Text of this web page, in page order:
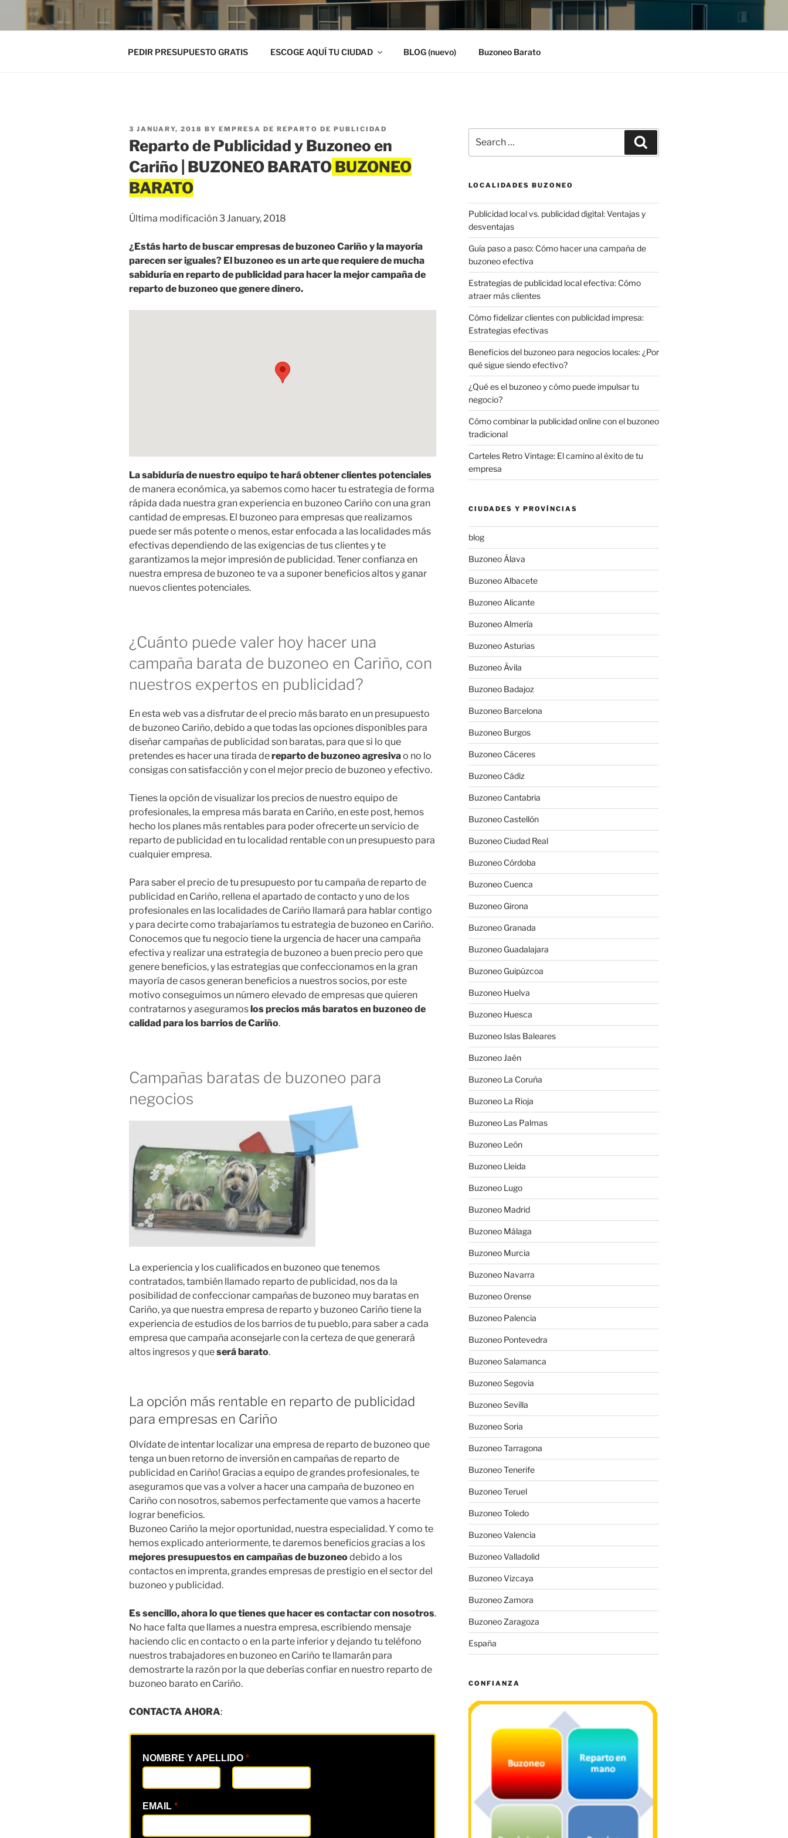
PEDIR PRESUPUESTO GRATIS ESCOGE AQUÍ TU CIUDAD BLOG (nuevo) Buzoneo Barato
POSTED
ON
3 JANUARY, 2018 BY EMPRESA DE REPARTO DE PUBLICIDAD
Reparto de Publicidad y Buzoneo en
Cariño | BUZONEO BARATO
Última modificación 3 January, 2018
¿Estás harto de buscar empresas de buzoneo Cariño y la mayoría
parecen ser iguales? El buzoneo es un arte que requiere de mucha
sabiduría en reparto de publicidad para hacer la mejor campaña de
reparto de buzoneo que genere dinero.
La sabiduría de nuestro equipo te hará obtener clientes potenciales
de manera económica, ya sabemos como hacer tu estrategia de forma
rápida dada nuestra gran experiencia en buzoneo Cariño con una gran
cantidad de empresas. El buzoneo para empresas que realizamos
puede ser más potente o menos, estar enfocada a las localidades más
efectivas dependiendo de las exigencias de tus clientes y te
garantizamos la mejor impresión de publicidad. Tener confianza en
nuestra empresa de buzoneo te va a suponer beneficios altos y ganar
nuevos clientes potenciales.
¿Cuánto puede valer hoy hacer una
campaña barata de buzoneo en Cariño, con
nuestros expertos en publicidad?
En esta web vas a disfrutar de el precio más barato en un presupuesto
de buzoneo Cariño, debido a que todas las opciones disponibles para
diseñar campañas de publicidad son baratas, para que si lo que
pretendes es hacer una tirada dereparto de buzoneo agresivao no lo
consigas con satisfacción y con el mejor precio de buzoneo y efectivo.
Tienes la opción de visualizar los precios de nuestro equipo de
profesionales, la empresa más barata en Cariño, en este post, hemos
hecho los planes más rentables para poder ofrecerte un servicio de
reparto de publicidad en tu localidad rentable con un presupuesto para
cualquier empresa.
Para saber el precio de tu presupuesto por tu campaña de reparto de
publicidad en Cariño, rellena el apartado de contacto y uno de los
profesionales en las localidades de Cariño llamará para hablar contigo
y para decirte como trabajaríamos tu estrategia de buzoneo en Cariño.
Conocemos que tu negocio tiene la urgencia de hacer una campaña
efectiva y realizar una estrategia de buzoneo a buen precio pero que
genere beneficios, y las estrategias que confeccionamos en la gran
mayoría de casos generan beneficios a nuestros socios, por este
motivo conseguimos un número elevado de empresas que quieren
contratarnos y aseguramoslos precios más baratos en buzoneo de
calidad para los barrios de Cariño.
Campañas baratas de buzoneo para
negocios
La experiencia y los cualificados en buzoneo que tenemos
contratados, también llamado reparto de publicidad, nos da la
posibilidad de confeccionar campañas de buzoneo muy baratas en
Cariño, ya que nuestra empresa de reparto y buzoneo Cariño tiene la
experiencia de estudios de los barrios de tu pueblo, para saber a cada
empresa que campaña aconsejarle con la certeza de que generará
altos ingresos y queserá barato.
La opción más rentable en reparto de publicidad
para empresas en Cariño
Olvídate de intentar localizar una empresa de reparto de buzoneo que
tenga un buen retorno de inversión en campañas de reparto de
publicidad en Cariño! Gracias a equipo de grandes profesionales, te
aseguramos que vas a volver a hacer una campaña de buzoneo en
Cariño con nosotros, sabemos perfectamente que vamos a hacerte
lograr beneficios.
Buzoneo Cariño la mejor oportunidad, nuestra especialidad. Y como te
hemos explicado anteriormente, te daremos beneficios gracias a los
mejores presupuestos en campañas de buzoneodebido a los
contactos en imprenta, grandes empresas de prestigio en el sector del
buzoneo y publicidad.
Es sencillo, ahora lo que tienes que hacer es contactar con nosotros.
No hace falta que llames a nuestra empresa, escribiendo mensaje
haciendo clic en contacto o en la parte inferior y dejando tu teléfono
nuestros trabajadores en buzoneo en Cariño te llamarán para
demostrarte la razón por la que deberías confiar en nuestro reparto de
buzoneo barato en Cariño.
CONTACTA AHORA:
NOMBRE Y APELLIDO *
EMAIL *
for:
LOCALIDADES BUZONEO
Publicidad local vs. publicidad digital: Ventajas y
desventajas
Guía paso a paso: Cómo hacer una campaña de
buzoneo efectiva
Estrategias de publicidad local efectiva: Cómo
atraer más clientes
Cómo fidelizar clientes con publicidad impresa:
Estrategias efectivas
Beneficios del buzoneo para negocios locales: ¿Por
qué sigue siendo efectivo?
¿Qué es el buzoneo y cómo puede impulsar tu
negocio?
Cómo combinar la publicidad online con el buzoneo
tradicional
Carteles Retro Vintage: El camino al éxito de tu
empresa
CIUDADES Y PROVÍNCIAS
blog
Buzoneo Álava
Buzoneo Albacete
Buzoneo Alicante
Buzoneo Almería
Buzoneo Asturias
Buzoneo Ávila
Buzoneo Badajoz
Buzoneo Barcelona
Buzoneo Burgos
Buzoneo Cáceres
Buzoneo Cádiz
Buzoneo Cantabria
Buzoneo Castellón
Buzoneo Ciudad Real
Buzoneo Córdoba
Buzoneo Cuenca
Buzoneo Girona
Buzoneo Granada
Buzoneo Guadalajara
Buzoneo Guipúzcoa
Buzoneo Huelva
Buzoneo Huesca
Buzoneo Islas Baleares
Buzoneo Jaén
Buzoneo La Coruña
Buzoneo La Rioja
Buzoneo Las Palmas
Buzoneo León
Buzoneo Lleida
Buzoneo Lugo
Buzoneo Madrid
Buzoneo Málaga
Buzoneo Murcia
Buzoneo Navarra
Buzoneo Orense
Buzoneo Palencia
Buzoneo Pontevedra
Buzoneo Salamanca
Buzoneo Segovia
Buzoneo Sevilla
Buzoneo Soria
Buzoneo Tarragona
Buzoneo Tenerife
Buzoneo Teruel
Buzoneo Toledo
Buzoneo Valencia
Buzoneo Valladolid
Buzoneo Vizcaya
Buzoneo Zamora
Buzoneo Zaragoza
España
CONFIANZA